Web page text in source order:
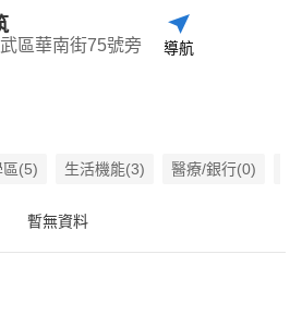
區華南街75號旁 導航
(5) 生活機能(3) 醫療/銀行(0)
暫無資料